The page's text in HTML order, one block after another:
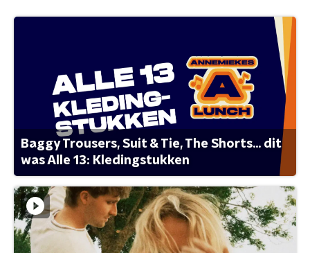
Baggy Trousers, Suit & Tie, The Shorts... dit
was Alle 13: Kledingstukken